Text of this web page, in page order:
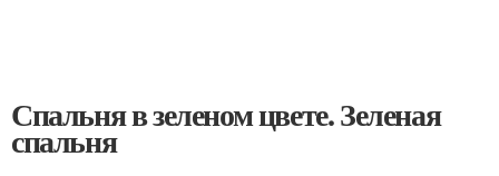
Спальня в зеленом цвете. Зеленая
спальня